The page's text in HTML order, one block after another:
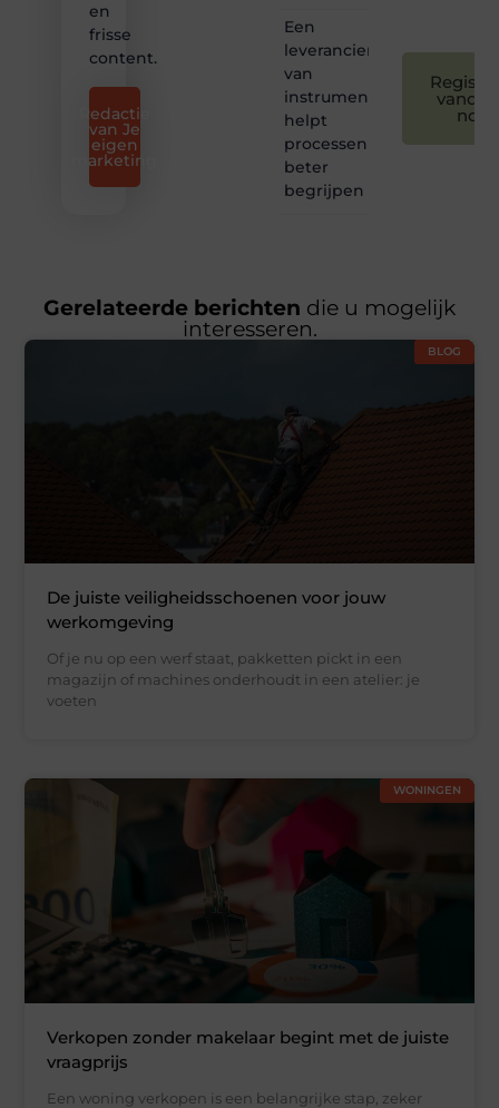
en
frisse
content.
Redactie
van Je
eigen
marketing
Een
leverancier
van
instrumentatie
helpt
processen
beter
begrijpen
nog
Gerelateerde berichten die u mogelijk
interesseren.
BLOG
De juiste veiligheidsschoenen voor jouw
werkomgeving
Of je nu op een werf staat, pakketten pickt in een
magazijn of machines onderhoudt in een atelier: je
voeten
WONINGEN
Verkopen zonder makelaar begint met de juiste
vraagprijs
Een woning verkopen is een belangrijke stap, zeker